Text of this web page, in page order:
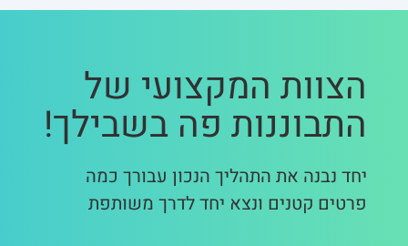
הצוות המקצועי של
התבוננות פה בשבילך!
יחד נבנה את התהליך הנכון עבורך כמה
פרטים קטנים ונצא יחד לדרך משותפת